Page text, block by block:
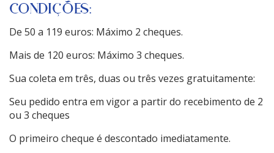
CONDIÇÕES:
De 50 a 119 euros: Máximo 2 cheques.
Mais de 120 euros: Máximo 3 cheques.
Sua coleta em três, duas ou três vezes gratuitamente:
Seu pedido entra em vigor a partir do recebimento de 2
ou 3 cheques
O primeiro cheque é descontado imediatamente.